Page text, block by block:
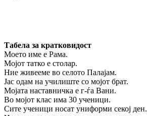
Табела за кратковидост
Моето име е Рама.
Мојот татко е столар.
Ние живееме во селото Палајам.
Јас одам на училиште со мојот брат.
Мојата наставничка е г-ѓа Вани.
Во мојот клас има 30 ученици.
Сите ученици носат униформи секој ден.